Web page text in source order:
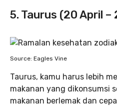
5. Taurus (20 April –
Source: Eagles Vine
Taurus, kamu harus lebih
makanan yang dikonsumsi
makanan berlemak dan